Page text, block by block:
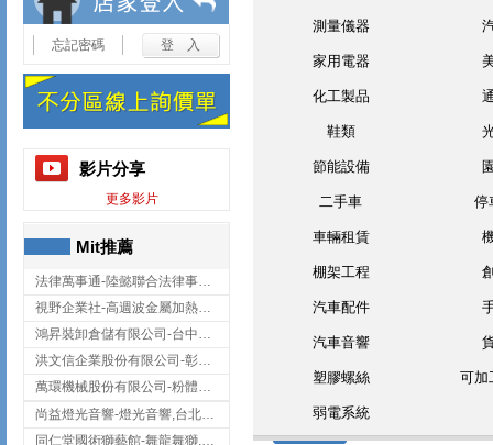
忘記密碼
影片分享
更多影片
Mit推薦
法律萬事通-陸懿聯合法律事務所
視野企業社-高週波金屬加熱設備,彰化高週波金屬加熱設備
鴻昇裝卸倉儲有限公司-台中貨櫃裝卸
洪文信企業股份有限公司-彰化鋅合金鑄造,彰化五金加工,彰化五金配件
萬環機械股份有限公司-粉體塗裝設備,輸送機,輸送機設備,台南輸送機
尚益燈光音響-燈光音響,台北燈光音響,台北燈光音響出租
同仁堂國術獅藝館-舞龍舞獅,台中舞龍舞獅
測量儀器
家用電器
化工製品
鞋類
節能設備
二手車 停
車輛租賃
棚架工程
汽車配件
汽車音響
塑膠螺絲 可加
弱電系統